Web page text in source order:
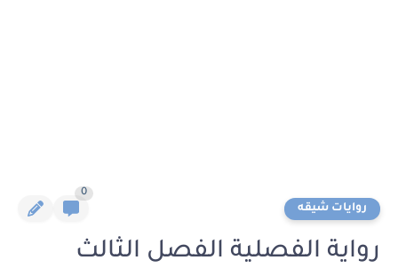
روايات شيقه
0
رواية الفصلية الفصل الثالث